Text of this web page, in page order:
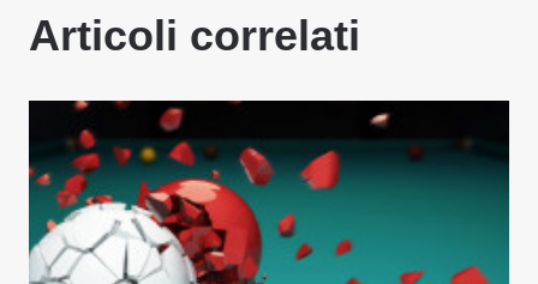
Articoli correlati